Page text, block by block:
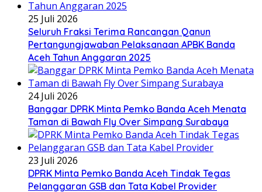
25 Juli 2026
Seluruh Fraksi Terima Rancangan Qanun
Pertangungjawaban Pelaksanaan APBK Banda
Aceh Tahun Anggaran 2025
24 Juli 2026
Banggar DPRK Minta Pemko Banda Aceh Menata
Taman di Bawah Fly Over Simpang Surabaya
23 Juli 2026
DPRK Minta Pemko Banda Aceh Tindak Tegas
Pelanggaran GSB dan Tata Kabel Provider